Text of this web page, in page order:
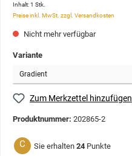
Inhalt:1 Stk.
Preise inkl. MwSt. zzgl. Versandkosten
Nicht mehr verfügbar
Variante
Zum Merkzettel hinzufügen
Produktnummer: 202865-2
C Sie erhalten 24 Punkte